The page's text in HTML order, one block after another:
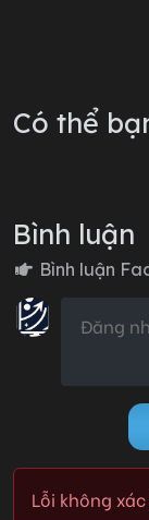
Chương 2
Lỗi không
Có thể
Bình luận
Bình luận
Lỗi không